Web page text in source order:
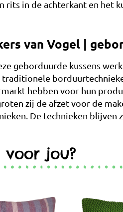
rits in de achterkant en het
van Vogel |
geborduurde kussens
hebben voor hun
zij de afzet voor de
De technieken blijven
jou?